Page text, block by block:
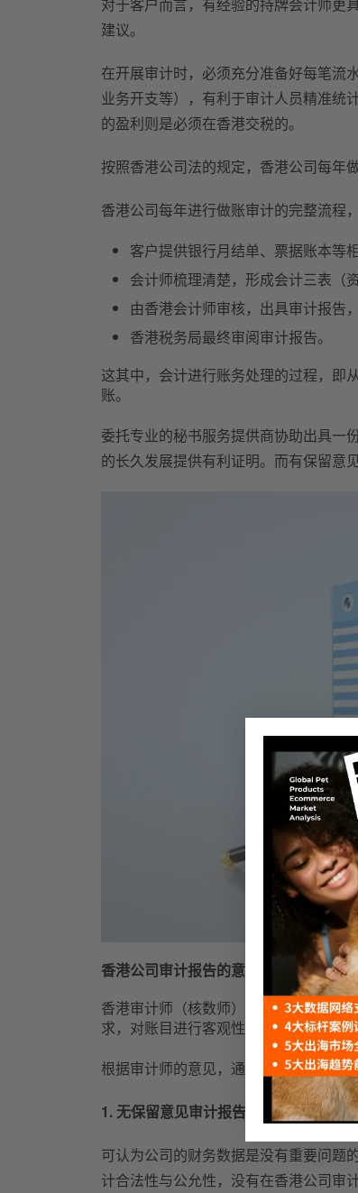
建议。
在开展审计时，必须充分准备好每笔流
业务开支等），有利于审计人员精准统
的盈利则是必须在香港交税的。
按照香港公司法的规定，香港公司每年
香港公司每年进行做账审计的完整流程
客户提供银行月结单、票据账本等
会计师梳理清楚，形成会计三表（
由香港会计师审核，出具审计报告
香港税务局最终审阅审计报告。
这其中，会计进行账务处理的过程，即
账。
委托专业的秘书服务提供商协助出具一
的长久发展提供有利证明。而有保留意
香港公司审计报告的意见类型
香港审计师（核数师）会按照香港公司
求，对账目进行客观性的审计报告，再
根据审计师的意见，通常可将审计报告
1. 无保留意见审计报告
可认为公司的财务数据是没有重要问题
计合法性与公允性，没有在香港公司审